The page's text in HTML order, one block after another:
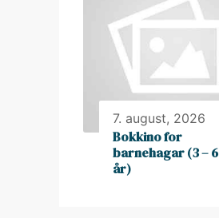
7. august, 2026
Bokkino for
barnehagar (3 – 6
år)